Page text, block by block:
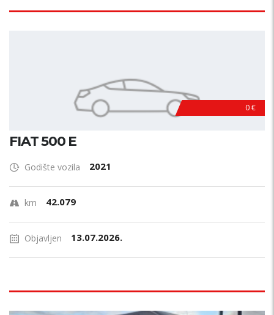
0 €
FIAT 500 E
Godište vozila 2021
km 42.079
Objavljen 13.07.2026.